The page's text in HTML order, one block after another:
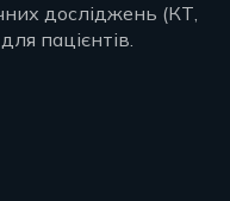
досліджень (КТ,
пацієнтів.